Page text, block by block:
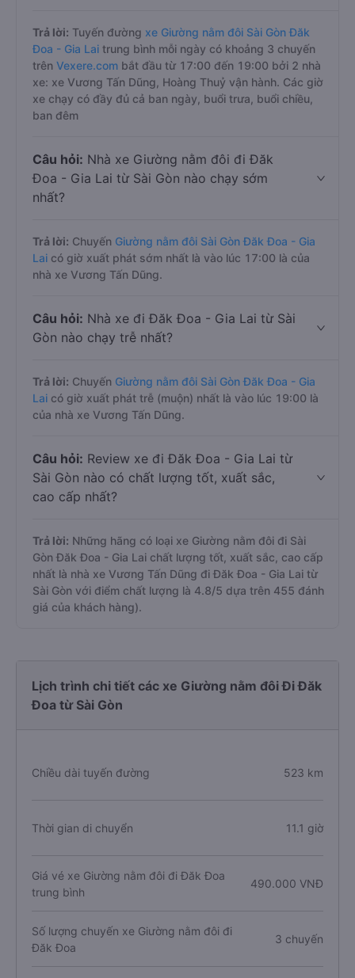
Trả lời: Tuyến đường xe Giường nằm đôi Sài Gòn Đăk
Đoa - Gia Lai trung bình mỗi ngày có khoảng 3 chuyến
trên Vexere.com bắt đầu từ 17:00 đến 19:00 bởi 2 nhà
xe: xe Vương Tấn Dũng, Hoàng Thuỷ vận hành. Các giờ
xe chạy có đầy đủ cả ban ngày, buổi trưa, buổi chiều,
ban đêm
Câu hỏi: Nhà xe Giường nằm đôi đi Đăk
Đoa - Gia Lai từ Sài Gòn nào chạy sớm
nhất?
Trả lời: Chuyến Giường nằm đôi Sài Gòn Đăk Đoa - Gia
Lai có giờ xuất phát sớm nhất là vào lúc 17:00 là của
nhà xe Vương Tấn Dũng.
Câu hỏi: Nhà xe đi Đăk Đoa - Gia Lai từ Sài
Gòn nào chạy trễ nhất?
Trả lời: Chuyến Giường nằm đôi Sài Gòn Đăk Đoa - Gia
Lai có giờ xuất phát trễ (muộn) nhất là vào lúc 19:00 là
của nhà xe Vương Tấn Dũng.
Câu hỏi: Review xe đi Đăk Đoa - Gia Lai từ
Sài Gòn nào có chất lượng tốt, xuất sắc,
cao cấp nhất?
Trả lời: Những hãng có loại xe Giường nằm đôi đi Sài
Gòn Đăk Đoa - Gia Lai chất lượng tốt, xuất sắc, cao cấp
nhất là nhà xe Vương Tấn Dũng đi Đăk Đoa - Gia Lai từ
Sài Gòn với điểm chất lượng là 4.8/5 dựa trên 455 đánh
giá của khách hàng).
Lịch trình chi tiết các xe Giường nằm đôi Đi Đăk
Đoa từ Sài Gòn
Chiều dài tuyến đường 523 km
Thời gian di chuyển 11.1 giờ
Giá vé xe Giường nằm đôi đi Đăk Đoa
trung bình
490.000 VNĐ
Số lượng chuyến xe Giường nằm đôi đi
Đăk Đoa
3 chuyến